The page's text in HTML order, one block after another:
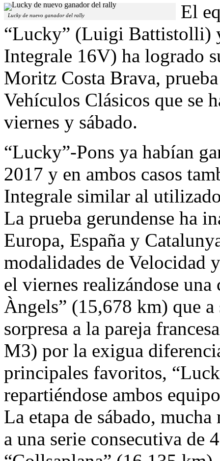
Lucky de nuevo ganador del rally
El
“Lucky” (Luigi Battistolli)
Integrale 16V) ha logrado
Moritz Costa Brava,
Vehículos Clásicos que se
viernes y sábado.
“Lucky”-Pons ya habían
2017 y en ambos casos
Integrale similar al
La prueba gerundense ha
Europa, España y
modalidades de Velocidad
el viernes realizándose una
Àngels” (15,678 km) que
sorpresa a la pareja
M3) por la exigua
principales favoritos,
repartiéndose ambos
La etapa de sábado, mucha
a una serie consecutiva de